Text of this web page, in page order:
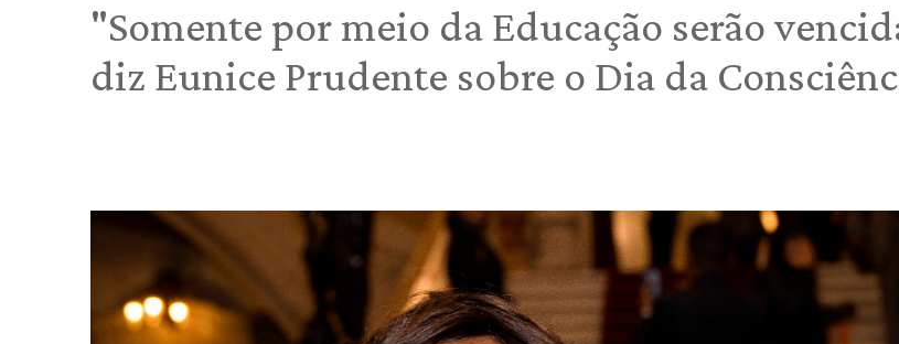
"Somente por meio da Educação serão
diz Eunice Prudente sobre o Dia da